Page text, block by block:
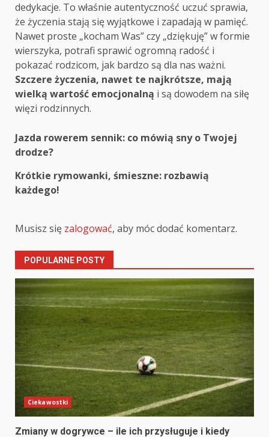
dedykacje. To właśnie autentyczność uczuć sprawia,
że życzenia stają się wyjątkowe i zapadają w pamięć.
Nawet proste „kocham Was” czy „dziękuję” w formie
wierszyka, potrafi sprawić ogromną radość i
pokazać rodzicom, jak bardzo są dla nas ważni.
Szczere życzenia, nawet te najkrótsze, mają
wielką wartość emocjonalną i są dowodem na siłę
więzi rodzinnych.
Post
Jazda rowerem sennik: co mówią sny o Twojej
drodze?
Krótkie rymowanki, śmieszne: rozbawią
każdego!
Musisz się zalogować, aby móc dodać komentarz.
POPULARNE POSTY
Ciekawostki
Zmiany w dogrywce – ile ich przysługuje i kiedy